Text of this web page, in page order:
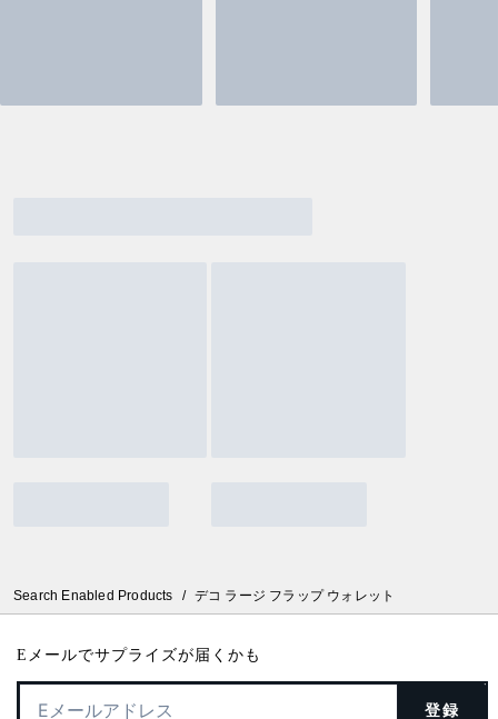
Search Enabled Products / デコ ラージ フラップ ウォレット
Eメールでサプライズが届くかも
登録